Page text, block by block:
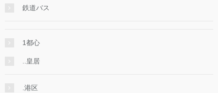
鉄道バス
1都心
..皇居
.港区